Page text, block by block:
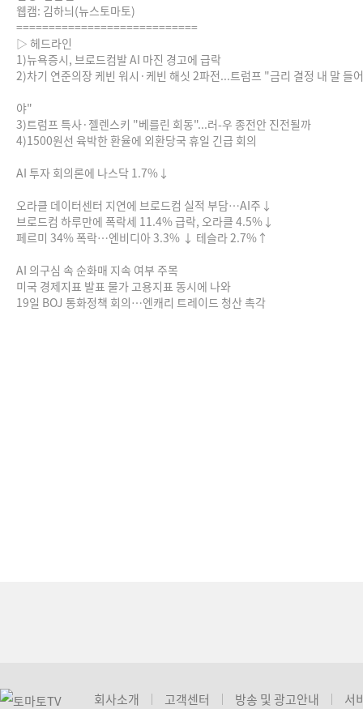
웹캠: 김하늬(뉴스토마토)
============================
▷ 헤드라인
1)뉴욕증시, 브로드컴발 AI 마진 경고에 급락
2)차기 연준의장 케빈 워시·케빈 해싯 2파전...트럼프 "금리 결정 내 말 들어
야"
3)트럼프 특사·젤렌스키 "베를린 회동"...러-우 종전안 진전될까
4)1500원선 육박한 환율에 외환당국 휴일 긴급 회의
AI 투자 회의론에 나스닥 1.7%↓
오라클 데이터센터 지연에 브로드컴 실적 부담…AI주↓
브로드컴 하루만에 폭락세 11.4% 급락, 오라클 4.5%↓
페르미 34% 폭락…엔비디아 3.3% ↓ 테슬라 2.7%↑
AI 의구심 속 순화매 지속 여부 주목
미국 경제지표 발표 물가 고용지표 동시에 나와
19일 BOJ 통화정책 회의…엔캐리 트레이드 청산 촉각
회사소개 고객센터 방송 및 광고안내 서